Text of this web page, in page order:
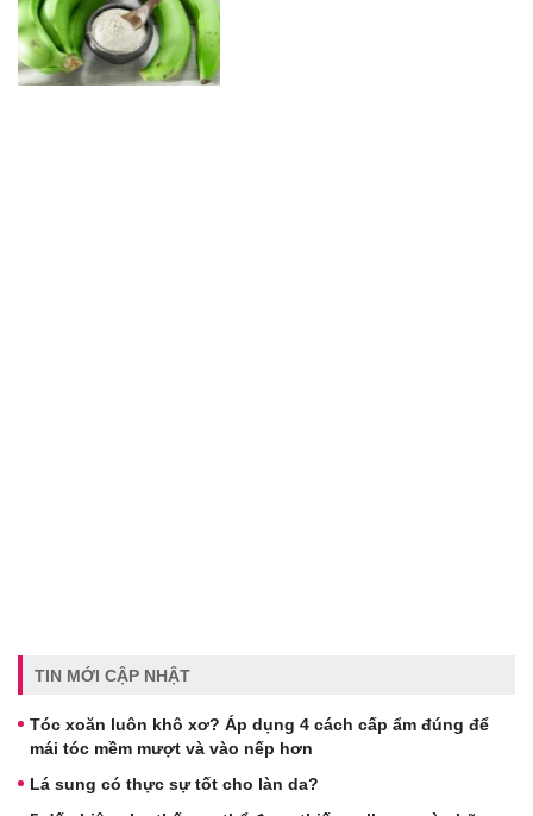
TIN MỚI CẬP NHẬT
Tóc xoăn luôn khô xơ? Áp dụng 4 cách cấp ẩm đúng để
mái tóc mềm mượt và vào nếp hơn
Lá sung có thực sự tốt cho làn da?